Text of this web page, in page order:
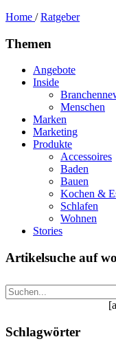
Home /Ratgeber
Themen
Angebote
Inside
Menschen
Marken
Marketing
Produkte
Accessoires
Baden
Bauen
Kochen &
Schlafen
Wohnen
Stories
Artikelsuche auf
Schlagwörter